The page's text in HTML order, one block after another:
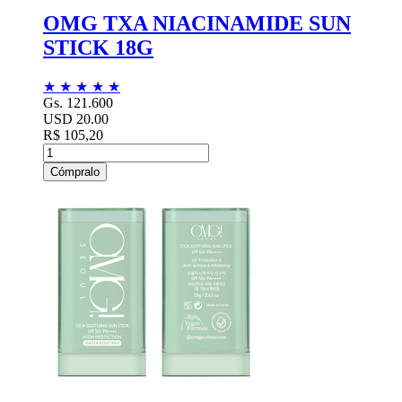
OMG TXA NIACINAMIDE SUN
STICK 18G
★ ★ ★ ★ ★
Gs. 121.600
USD 20.00
R$ 105,20
Cómpralo